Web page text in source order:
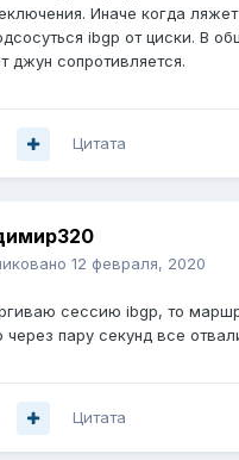
Иначе когда
ibgp от циски. В
джун сопротивляется.
Цитата
12 февраля, 2020
сессию ibgp, то
через пару секунд все
Цитата